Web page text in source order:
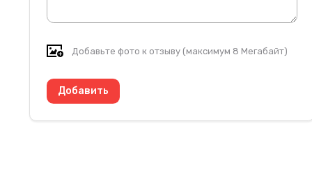
Добавьте фото к отзыву (максимум 8 Мегабайт)